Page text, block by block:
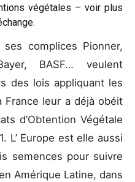
végétales – voir plus
ses complices Pionner,
BASF… veulent
des lois appliquant les
France leur a déjà obéit
d’Obtention Végétale
L’ Europe est elle aussi
semences pour suivre
Amérique Latine, dans